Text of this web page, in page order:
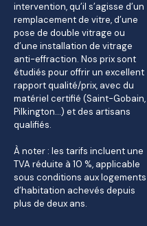
intervention, qu’il s’agisse d’un
remplacement de vitre, d’une
pose de double vitrage ou
d’une installation de vitrage
anti-effraction. Nos prix sont
étudiés pour offrir un excellent
rapport qualité/prix, avec du
matériel certifié (Saint-Gobain,
Pilkington…) et des artisans
qualifiés.
À noter : les tarifs incluent une
TVA réduite à 10 %, applicable
sous conditions aux logements
d’habitation achevés depuis
plus de deux ans.